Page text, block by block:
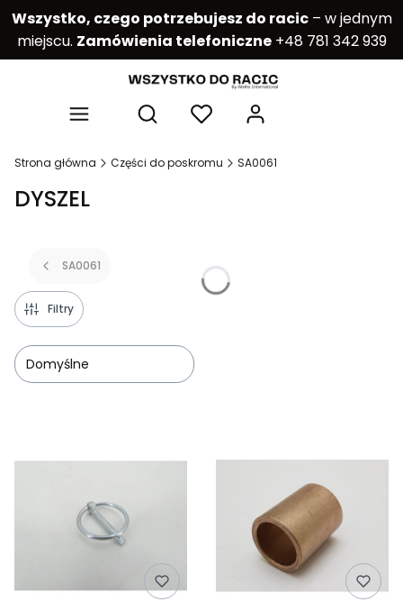
Wszystko, czego potrzebujesz do racic– w jednym
miejscu. Zamówienia telefoniczne+48 781 342 939
Otwórz wyszukiwarkę
Strona główna Części do poskromu SA0061
DYSZEL
SA0061
Filtry
Domyślne